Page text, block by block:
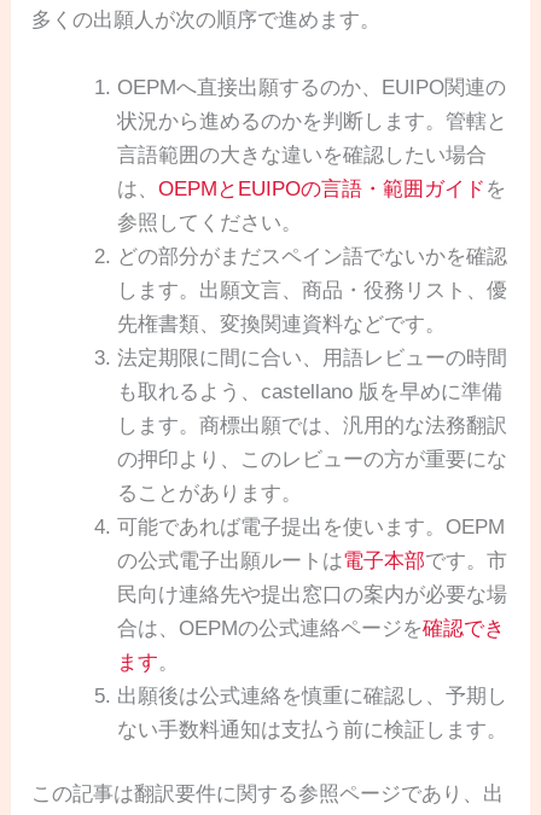
多くの出願人が次の順序で進めます。
OEPMへ直接出願するのか、EUIPO関連の
状況から進めるのかを判断します。管轄と
言語範囲の大きな違いを確認したい場合
は、OEPMとEUIPOの言語・範囲ガイド を
参照してください。
どの部分がまだスペイン語でないかを確認
します。出願文言、商品・役務リスト、優
先権書類、変換関連資料などです。
法定期限に間に合い、用語レビューの時間
も取れるよう、castellano 版を早めに準備
します。商標出願では、汎用的な法務翻訳
の押印より、このレビューの方が重要にな
ることがあります。
可能であれば電子提出を使います。OEPM
の公式電子出願ルートは電子本部です。市
民向け連絡先や提出窓口の案内が必要な場
合は、OEPMの公式連絡ページを確認でき
ます。
出願後は公式連絡を慎重に確認し、予期し
ない手数料通知は支払う前に検証します。
この記事は翻訳要件に関する参照ページであり、出